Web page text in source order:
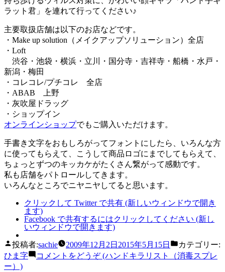
ラット君」を連れて行ってください♪
主要取扱店舗は以下のお店などです。
・Make up solution（メイクアップソリューション）全店
・Loft
渋谷・池袋・横浜・立川・国分寺・吉祥寺・船橋・水戸・
新潟・梅田
・コレコレ/プチコレ 全店
・ABAB 上野
・灰吹屋ドラッグ
・ショップイン
オンラインショップでもご購入いただけます。
手書き文字をおもしろがってフォントにしたら、いろんな方
に使ってもらえて、こうして商品ロゴにまでしてもらえて、
ちょっとずつのキッカケがたくさん繋がって感動です。
私も店舗をパトロールしてきます。
いろんなところでニヤニヤしてると思います。
クリックして Twitter で共有 (新しいウィンドウで開き
ます)
Facebook で共有するにはクリックしてください (新し
いウィンドウで開きます)
投稿者:sachie 2009年12月2日 2015年5月15日
カテゴリー:
ひま字
コメントをどうぞ(ハンドキラリスト（消毒スプレ
ー）)